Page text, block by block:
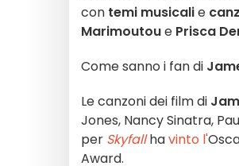
con temi musicalie
Marimoutoue Prisca
Come sanno i fan di
Le canzoni dei film di
Jones, Nancy Sinatra,
per Skyfall havinto l'
Award.